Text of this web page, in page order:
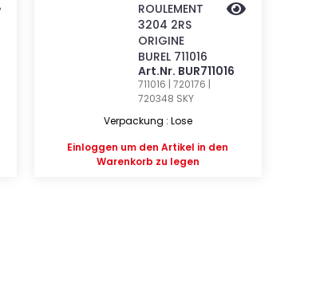
ROULEMENT
3204 2RS
ORIGINE
BUREL 711016
Art.Nr. BUR711016
711016 | 720176 |
720348 SKY
Verpackung : Lose
Einloggen um den Artikel in den
Warenkorb zu legen